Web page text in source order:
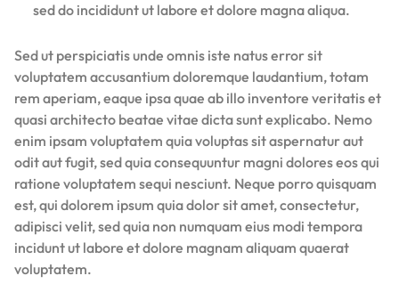
sed do incididunt ut labore et dolore magna aliqua.
Sed ut perspiciatis unde omnis iste natus error sit
voluptatem accusantium doloremque laudantium, totam
rem aperiam, eaque ipsa quae ab illo inventore veritatis et
quasi architecto beatae vitae dicta sunt explicabo. Nemo
enim ipsam voluptatem quia voluptas sit aspernatur aut
odit aut fugit, sed quia consequuntur magni dolores eos qui
ratione voluptatem sequi nesciunt. Neque porro quisquam
est, qui dolorem ipsum quia dolor sit amet, consectetur,
adipisci velit, sed quia non numquam eius modi tempora
incidunt ut labore et dolore magnam aliquam quaerat
voluptatem.